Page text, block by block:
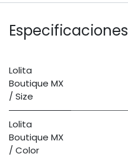
Especificaciones
Lolita
Boutique MX
/ Size
Lolita
Boutique MX
/ Color